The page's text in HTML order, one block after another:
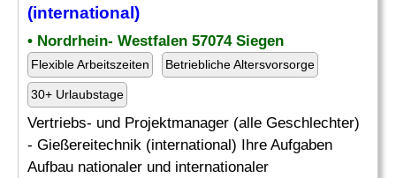
(international)
• Nordrhein- Westfalen 57074 Siegen
Flexible Arbeitszeiten Betriebliche Altersvorsorge
30+ Urlaubstage
Vertriebs- und Projektmanager (alle Geschlechter)
- Gießereitechnik (international) Ihre Aufgaben
Aufbau nationaler und internationaler